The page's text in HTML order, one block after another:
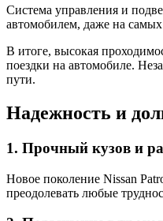
Система управления и
автомобилем, даже на
В итоге, высокая
поездки на автомобиле.
пути.
Надежность и
1. Прочный кузов и
Новое поколение Nissan
преодолевать любые